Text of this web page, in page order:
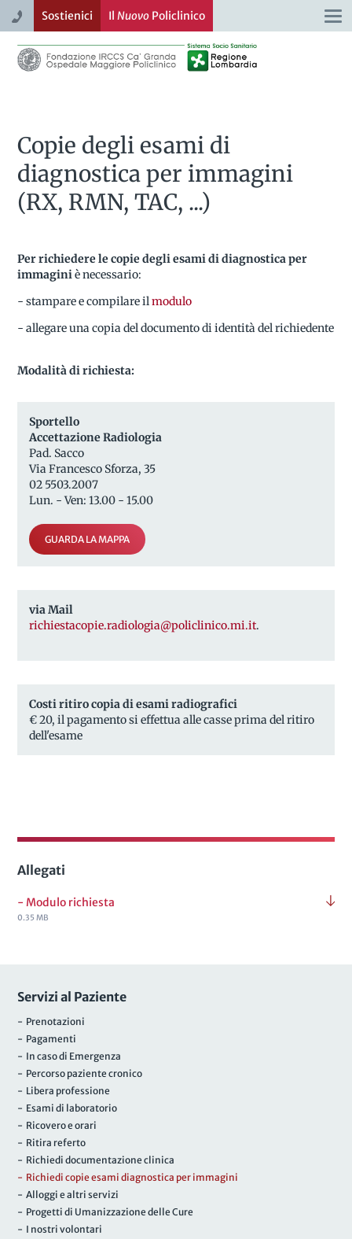
Sostienici Il NuovoPoliclinico
Copie degli esami di
diagnostica per immagini
(RX, RMN, TAC, ...)
Per richiedere le copie degli esami di diagnostica per
immaginiè necessario:
- stampare e compilare ilmodulo
- allegare una copia del documento di identità del richiedente
Modalità di richiesta:
Sportello
Accettazione Radiologia
Pad. Sacco
Via Francesco Sforza, 35
02 5503.2007
Lun. - Ven: 13.00 - 15.00
GUARDA LA MAPPA
via Mail
richiestacopie.radiologia@policlinico.mi.it.
Costi ritiro copia di esami radiografici
€ 20, il pagamento si effettua alle casse prima del ritiro
dell'esame
Allegati
- Modulo richiesta
0.35 MB
Servizi al Paziente
- Prenotazioni
- Pagamenti
- In caso di Emergenza
- Percorso paziente cronico
- Libera professione
- Esami di laboratorio
- Ricovero e orari
- Ritira referto
- Richiedi documentazione clinica
- Richiedi copie esami diagnostica per immagini
- Alloggi e altri servizi
- Progetti di Umanizzazione delle Cure
- I nostri volontari